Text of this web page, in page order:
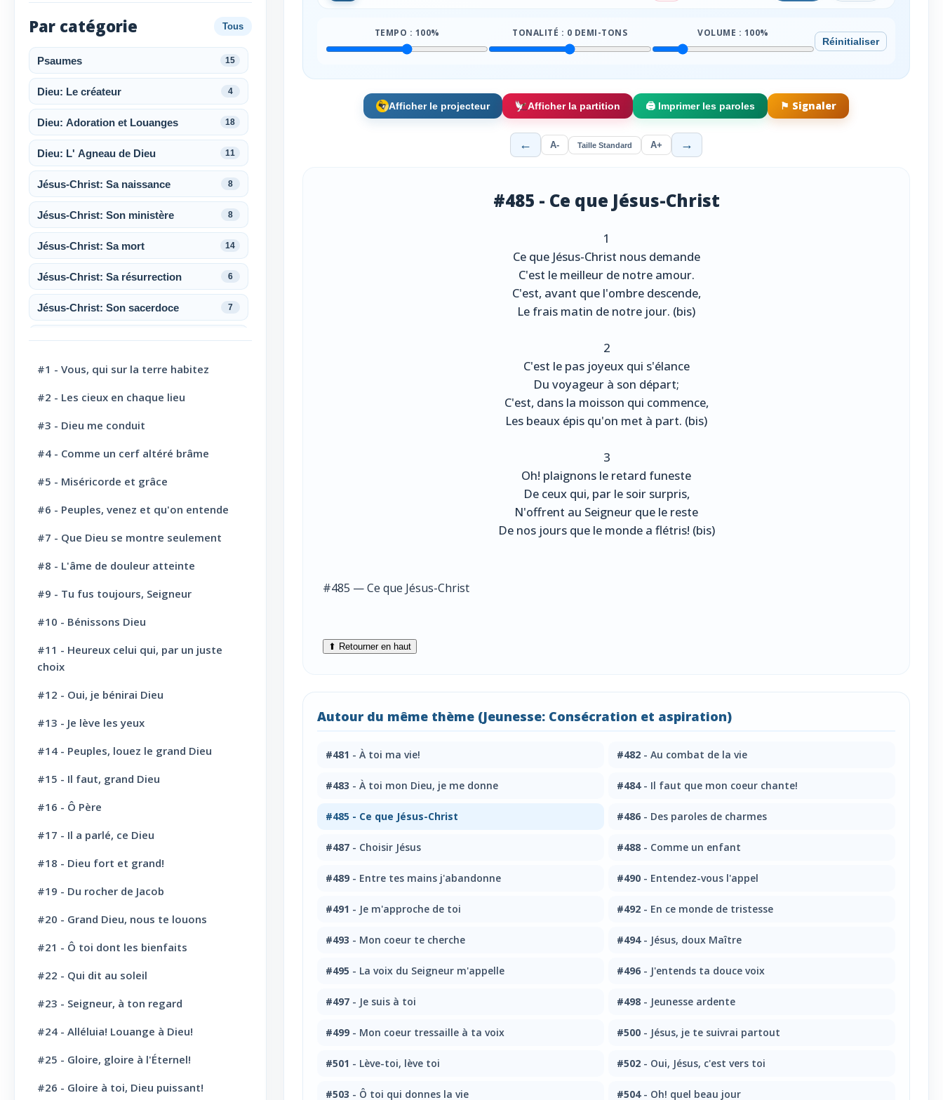
Par catégorie Tous
Psaumes 15
Dieu: Le créateur 4
Dieu: Adoration et Louanges 18
Dieu: L' Agneau de Dieu 11
Jésus-Christ: Sa naissance 8
Jésus-Christ: Son ministère 8
Jésus-Christ: Sa mort 14
Jésus-Christ: Sa résurrection 6
Jésus-Christ: Son sacerdoce 7
Jésus-Christ: Son Amour 30
Le Saint-Esprit
La Parole de Dieu, sa Loi
L' Eglise: Promesse
L' Eglise: Cloture et bénédictions
L' Eglise: Missions
Vie Chrétienne: Repentance et
conversion
Vie Chrétienne: Amour et Foi
sanctification
Vie Chrétienne: Combats et victoires
Vie Chrétienne: Secours et
Chants divers: Soir
#1 - Vous, qui sur la terre habitez
#2 - Les cieux en chaque lieu
#3 - Dieu me conduit
#4 - Comme un cerf altéré brâme
#5 - Miséricorde et grâce
#6 - Peuples, venez et qu'on entende
#7 - Que Dieu se montre seulement
#8 - L'âme de douleur atteinte
#9 - Tu fus toujours, Seigneur
#10 - Bénissons Dieu
#11 - Heureux celui qui, par un juste
choix
#12 - Oui, je bénirai Dieu
#13 - Je lève les yeux
#14 - Peuples, louez le grand Dieu
#15 - Il faut, grand Dieu
#16 - Ô Père
#17 - Il a parlé, ce Dieu
#18 - Dieu fort et grand!
#19 - Du rocher de Jacob
#20 - Grand Dieu, nous te louons
#21 - Ô toi dont les bienfaits
#22 - Qui dit au soleil
#23 - Seigneur, à ton regard
#24 - Alléluia! Louange à Dieu!
#25 - Gloire, gloire à l'Éternel!
#26 - Gloire à toi, Dieu puissant!
TEMPO : 100% TONALITÉ : 0 DEMI-TONS VOLUME : 100%
Réinitialiser
Afficher le projecteur Afficher la partition 🖨️ Imprimer les paroles ⚑ Signaler
← A- Taille Standard A+ →
#485 - Ce que Jésus-Christ
1
Ce que Jésus-Christ nous demande
C'est le meilleur de notre amour.
C'est, avant que l'ombre descende,
Le frais matin de notre jour. (bis)
2
C'est le pas joyeux qui s'élance
Du voyageur à son départ;
C'est, dans la moisson qui commence,
Les beaux épis qu'on met à part. (bis)
3
Oh! plaignons le retard funeste
De ceux qui, par le soir surpris,
N'offrent au Seigneur que le reste
De nos jours que le monde a flétris! (bis)
#485 — Ce que Jésus-Christ
⬆ Retourner en haut
Autour du même thème (Jeunesse: Consécration et aspiration)
#481 - À toi ma vie! #482 - Au combat de la vie
#483 - À toi mon Dieu, je me donne #484- Il faut que mon coeur chante!
#485 - Ce que Jésus-Christ #486 - Des paroles de charmes
#487 - Choisir Jésus #488 - Comme un enfant
#489 - Entre tes mains j'abandonne #490 - Entendez-vous l'appel
#491 - Je m'approche de toi #492 - En ce monde de tristesse
#493 - Mon coeur te cherche #494- Jésus, doux Maître
#495 - La voix du Seigneur m'appelle #496 - J'entends ta douce voix
#497 - Je suis à toi #498 - Jeunesse ardente
#499 - Mon coeur tressaille à ta voix #500 - Jésus, je te suivrai partout
#501 - Lève-toi, lève toi #502 - Oui, Jésus, c'est vers toi
#503 - Ô toi qui donnes la vie #504- Oh! quel beau jour